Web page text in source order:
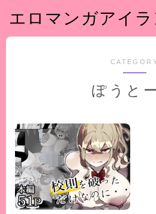
エロマンガアイラ
ぽうと